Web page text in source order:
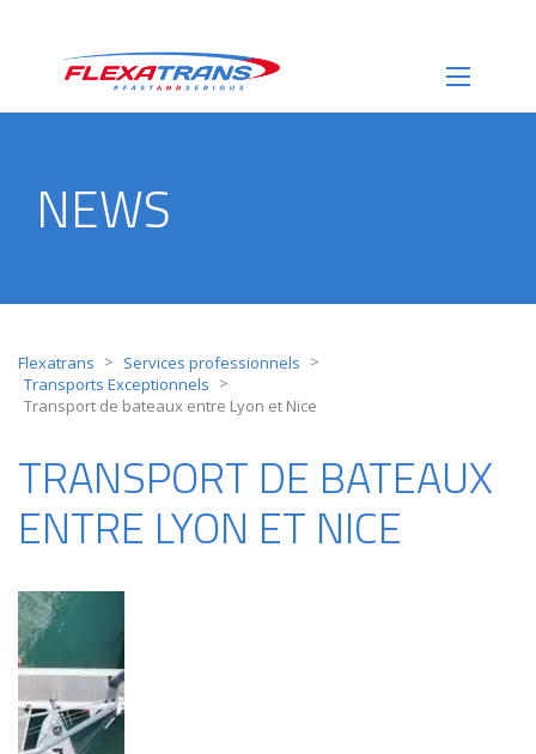
NEWS
Flexatrans > Services professionnels >
Transports Exceptionnels >
Transport de bateaux entre Lyon et Nice
TRANSPORT DE BATEAUX
ENTRE LYON ET NICE